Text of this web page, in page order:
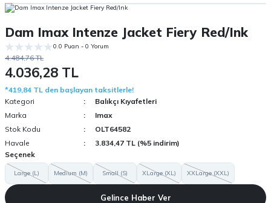
Dam Imax Intenze Jacket Fiery Red/Ink
0.0 Puan - 0 Yorum
4.484,76 TL
4.036,28 TL
*419,84 TL den başlayan taksitlerle!
Kategori
Balıkçı Kıyafetleri
Marka
Imax
Stok Kodu
OLT64582
Havale
3.834,47 TL (%5 indirim)
Seçenek
Large (L) Medium (M) Small (S) XLarge (XL) XXLarge (XXL)
Gelince Haber Ver